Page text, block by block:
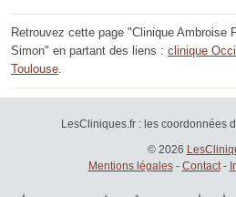
Retrouvez cette page "Clinique Ambroise
Simon" en partant des liens : clinique
Toulouse
LesCliniques.fr : les coordonnées
© 2026
Mentions légales- Contact-